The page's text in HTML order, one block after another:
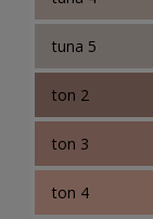
tuna 5
ton 2
ton 3
ton 4